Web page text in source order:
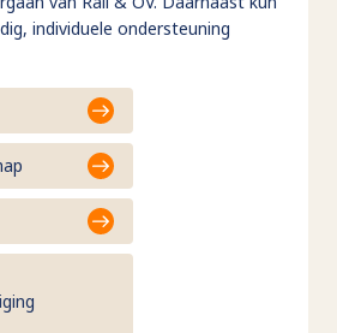
individuele ondersteuning